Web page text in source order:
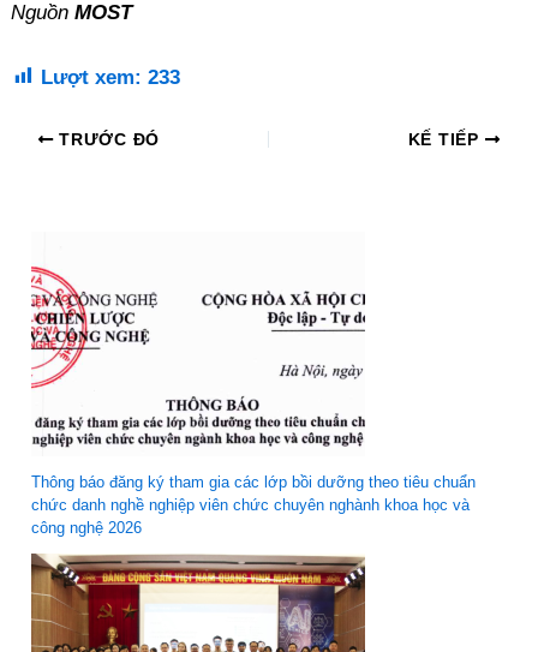
NguồnMOST
Lượt xem: 233
TRƯỚC ĐÓ KẾ TIẾP
Thông báo đăng ký tham gia các lớp bồi dưỡng theo tiêu chuẩn
chức danh nghề nghiệp viên chức chuyên nghành khoa học và
công nghệ 2026